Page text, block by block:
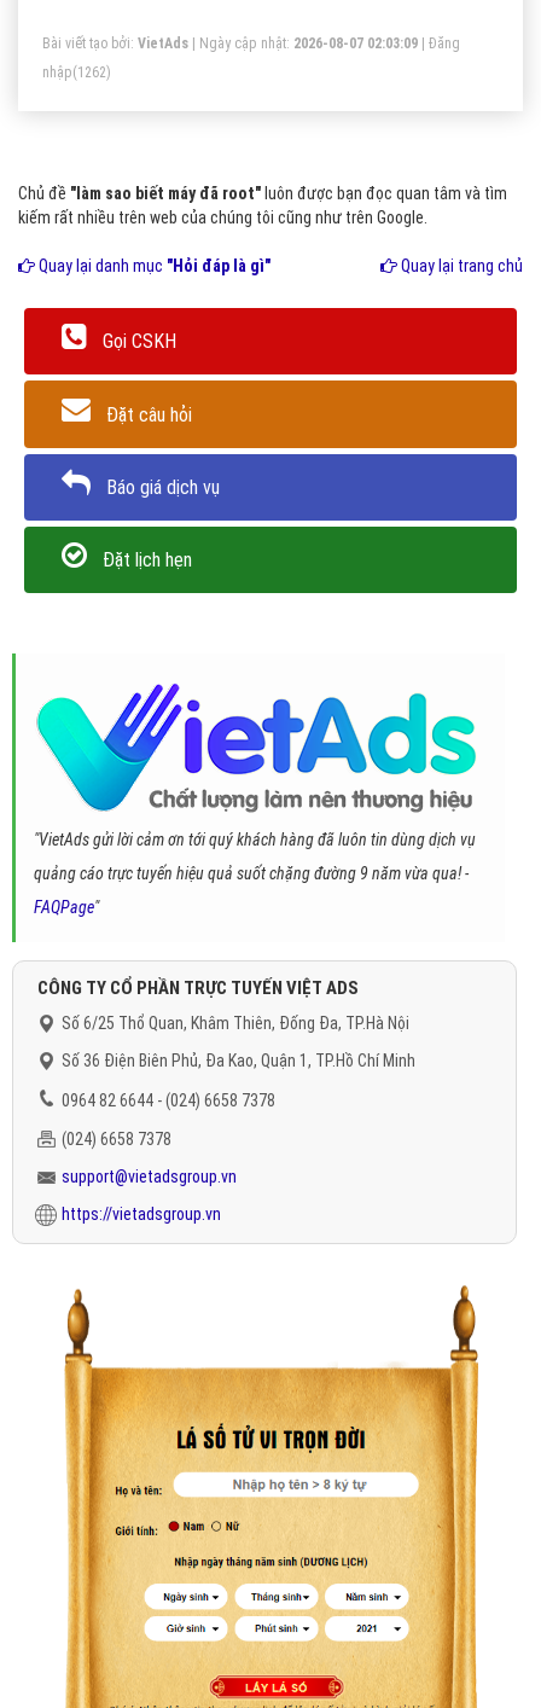
Bài viết tạo bởi: VietAds | Ngày cập nhật: 2026-08-07 02:03:09
Đăng
nhập(1262)
Chủ đề "làm sao biết máy đã root" luôn được bạn đọc quan tâm và tìm
kiếm rất nhiều trên web của chúng tôi cũng như trên Google.
Quay lại danh mục "Hỏi đáp là gì" Quay lại trang chủ
Gọi CSKH
Đặt câu hỏi
Báo giá dịch vụ
Đặt lịch hẹn
"VietAds gửi lời cảm ơn tới quý khách hàng đã luôn tin dùng dịch vụ
quảng cáo trực tuyến hiệu quả suốt chặng đường 9 năm vừa qua! -
FAQPage"
CÔNG TY CỔ PHẦN TRỰC TUYẾN VIỆT ADS
Số 6/25 Thổ Quan, Khâm Thiên, Đống Đa, TP.Hà Nội
Số 36 Điện Biên Phủ, Đa Kao, Quận 1, TP.Hồ Chí Minh
0964 82 6644 - (024) 6658 7378
(024) 6658 7378
support@vietadsgroup.vn
https://vietadsgroup.vn